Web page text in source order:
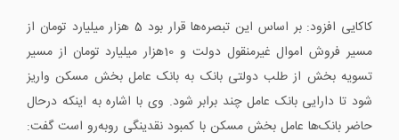
کاکایی افزود: بر اساس این تبصره‌ها قرار بود 5 هزار میلیارد تومان از
مسیر فروش اموال غیرمنقول دولت و 10هزار میلیارد تومان از مسیر
تسویه بخش از طلب دولتی بانک به بانک عامل بخش مسکن واریز
شود تا دارایی بانک عامل چند برابر شود. وی با اشاره به اینکه درحال
حاضر بانک‌ها عامل بخش مسکن با کمبود نقدینگی روبه‌رو است گفت: